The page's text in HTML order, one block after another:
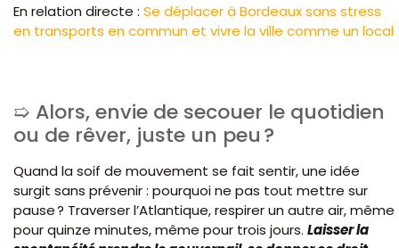
En relation directe : Se déplacer à Bordeaux sans stress
en transports en commun et vivre la ville comme un local
Alors, envie de secouer le quotidien
ou de rêver, juste un peu ?
Quand la soif de mouvement se fait sentir, une idée
surgit sans prévenir : pourquoi ne pas tout mettre sur
pause ? Traverser l’Atlantique, respirer un autre air, même
pour quinze minutes, même pour trois jours. Laisser la